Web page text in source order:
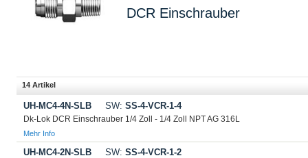
DCR Einschrauber
14 Artikel
UH-MC4-4N-SLB SW: SS-4-VCR-1-4
Dk-Lok DCR Einschrauber 1/4 Zoll - 1/4 Zoll NPT AG 316L
Mehr Info
UH-MC4-2N-SLB SW: SS-4-VCR-1-2